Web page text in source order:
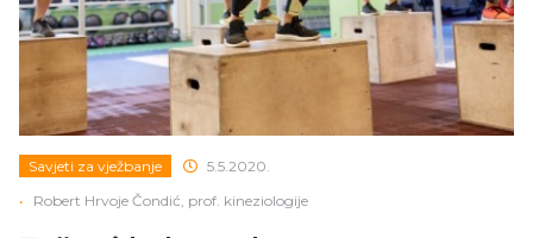
Savjeti za vježbanje
5.5.2020.
•
Robert Hrvoje Čondić, prof. kineziologije